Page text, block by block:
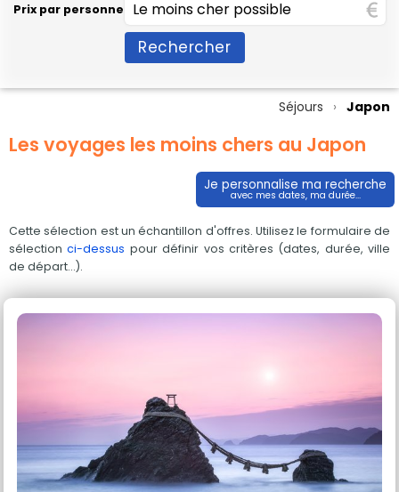
Prix par personne
Rechercher
Séjours Japon
Les voyages les moins chers au Japon
Je personnalise ma recherche
avec mes dates, ma durée...
Cette sélection est un échantillon d'offres. Utilisez le formulaire de
sélectionci-dessus pour définir vos critères (dates, durée, ville
de départ...).